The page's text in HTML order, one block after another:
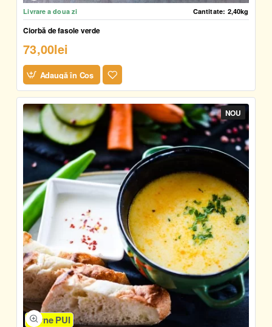
Livrare a doua zi Cantitate: 2,40kg
Ciorbă de fasole verde
73,00lei
Adaugă în Coş
NOU
Carne PUI